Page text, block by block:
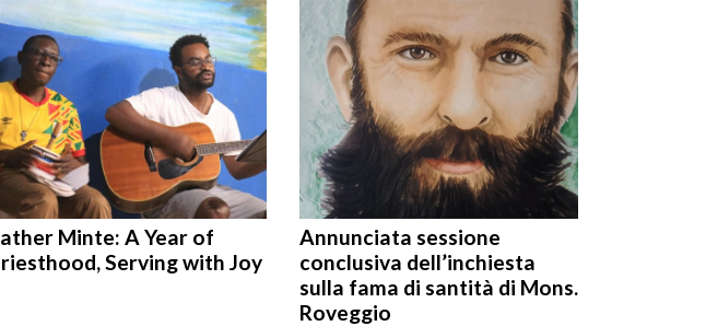
Minte: A Year of
Serving with Joy
Annunciata sessione
conclusiva dell’inchiesta
sulla fama di santità di Mons.
Roveggio